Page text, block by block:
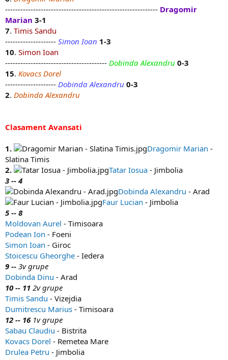
------------------------------------------------------------ Dragomir
Marian 3-1
7. Timis Sandu
-------------------- Simon Ioan 1-3
10. Simon Ioan
---------------------------------------- Dobinda Alexandru 0-3
15. Kovacs Dorel
-------------------- Dobinda Alexandru 0-3
2. Dobinda Alexandru
Clasament Avansati
1. Dragomir Marian -
Slatina Timis
2.
Tatar Iosua - Jimbolia
3 -- 4
Dobinda Alexandru - Arad
Faur Lucian - Jimbolia
5 -- 8
Moldovan Aurel - Timisoara
Podean Ion - Foeni
Simon Ioan - Giroc
Stoicescu Gheorghe - Iedera
9 -- 3v grupe
Dobinda Dinu - Arad
10 -- 11 2v grupe
Timis Sandu - Vizejdia
Dumitrescu Marius - Timisoara
12 -- 161v grupe
Sabau Claudiu - Bistrita
Kovacs Dorel - Remetea Mare
Drulea Petru - Jimbolia